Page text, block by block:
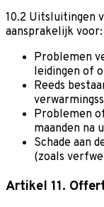
10.2 Uitsluitingen
aansprakelijk voor:
Problemen
leidingen of
Reeds
Problemen
maanden na
Schade aan
(zoals
Artikel 11.